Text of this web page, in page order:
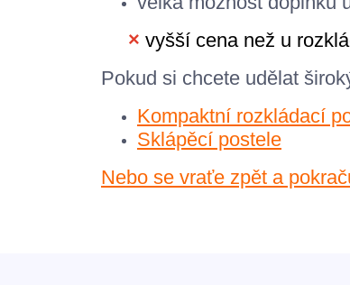
× vyšší cena než u
Pokud si chcete udělat
Kompaktní rozkládací
Sklápěcí postele
Nebo se vraťe zpět a